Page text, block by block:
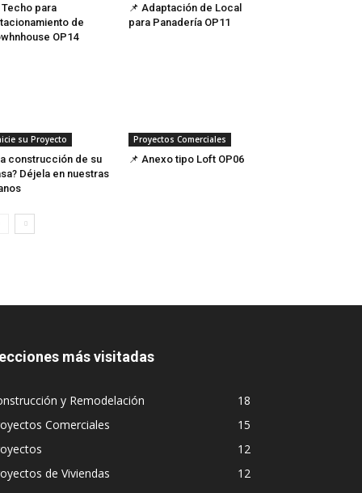
Techo para
de
OP14
📌 Adaptación de Local
para Panadería OP11
su Proyecto
construcción de su
Déjela en nuestras
Proyectos Comerciales
📌 Anexo tipo Loft OP06
más visitadas
y Remodelación
18
Comerciales
15
12
de Viviendas
12